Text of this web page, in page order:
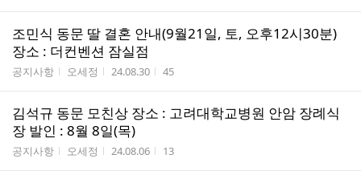
조민식 동문 딸 결혼 안내(9월21일, 토, 오후12시30분)
장소 : 더컨벤션 잠실점
게시판명
공지사항 작성자
오세정 작성시간
24.08.30 조회수
45
김석규 동문 모친상 장소 : 고려대학교병원 안암 장례식
장 발인 : 8월 8일(목)
게시판명
공지사항 작성자
오세정 작성시간
24.08.06 조회수
13